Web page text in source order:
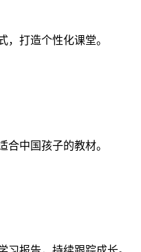
，打造个性化课堂。
合中国孩子的教材。